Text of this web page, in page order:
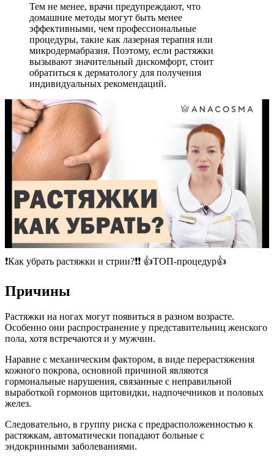
Тем не менее, врачи предупреждают, что
домашние методы могут быть менее
эффективными, чем профессиональные
процедуры, такие как лазерная терапия или
микродермабразия. Поэтому, если растяжки
вызывают значительный дискомфорт, стоит
обратиться к дерматологу для получения
индивидуальных рекомендаций.
❗️Как убрать растяжки и стрии?❗️❗️ 👍ТОП-процедур👍
Причины
Растяжки на ногах могут появиться в разном возрасте.
Особенно они распространение у представительниц женского
пола, хотя встречаются и у мужчин.
Наравне с механическим фактором, в виде перерастяжения
кожного покрова, основной причиной являются
гормональные нарушения, связанные с неправильной
выработкой гормонов щитовидки, надпочечников и половых
желез.
Следовательно, в группу риска с предрасположенностью к
растяжкам, автоматически попадают больные с
эндокринными заболеваниями.